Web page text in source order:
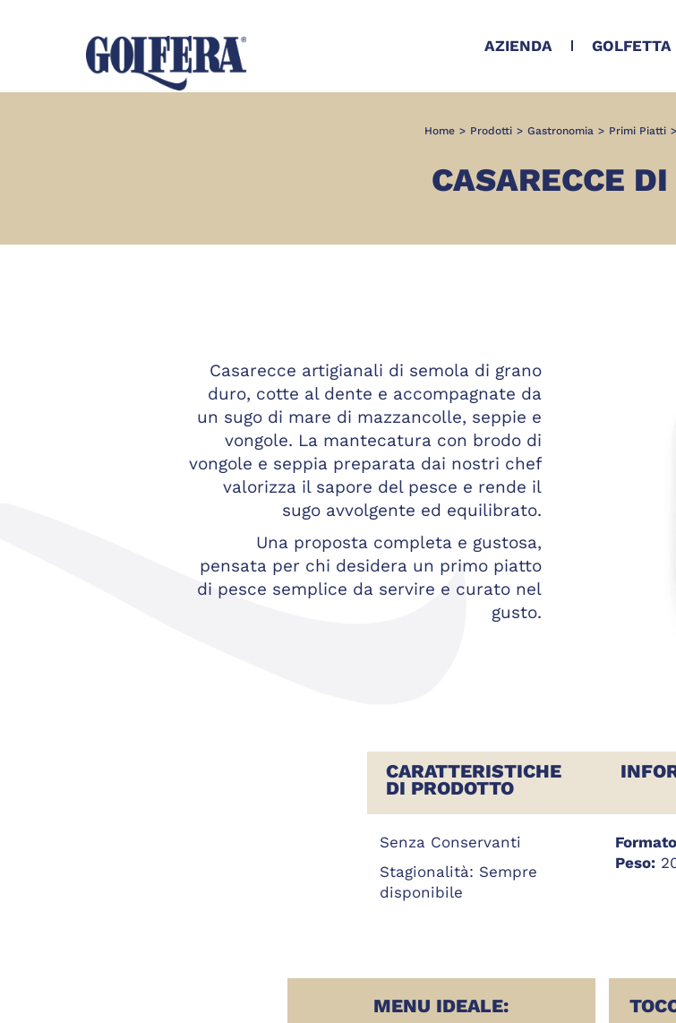
AZIENDA GOLFETTA
Home > Prodotti > Gastronomia > Primi Piatti >
CASARECCE
Casarecce artigianali di semola di grano
duro, cotte al dente e accompagnate da
un sugo di mare di mazzancolle, seppie e
vongole. La mantecatura con brodo di
vongole e seppia preparata dai nostri chef
valorizza il sapore del pesce e rende il
sugo avvolgente ed equilibrato.
Una proposta completa e gustosa,
pensata per chi desidera un primo piatto
di pesce semplice da servire e curato nel
gusto.
CARATTERISTICHE
DI PRODOTTO
Senza Conservanti
Stagionalità: Sempre
disponibile
Peso:
MENU IDEALE: